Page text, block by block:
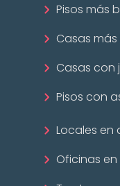
Pisos más
Casas
Casas con
Pisos con
Locales en
Oficinas